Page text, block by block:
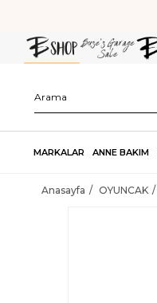
MARKALAR ANNE BAKIM
Anasayfa OYUNCAK